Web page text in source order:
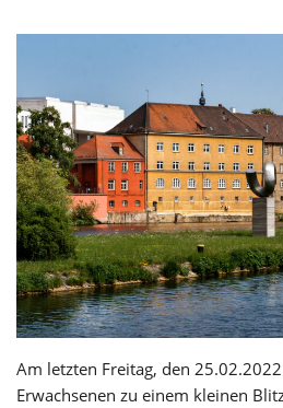
Am letzten Freitag, den
Erwachsenen zu einem kleinen